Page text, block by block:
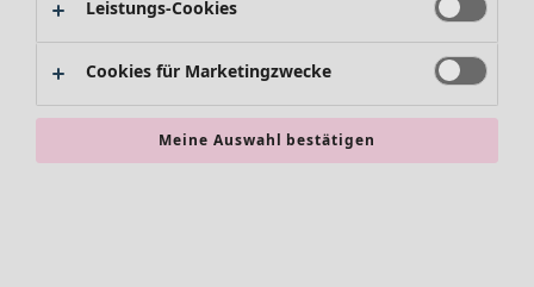
SALE Aktionen
Leistungs-Cookies
Cookies für Marketingzwecke
Meine Auswahl bestätigen